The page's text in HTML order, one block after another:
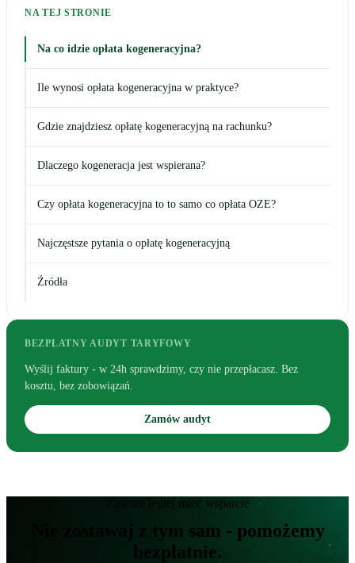
NA TEJ STRONIE
Na co idzie opłata kogeneracyjna?
Ile wynosi opłata kogeneracyjna w praktyce?
Gdzie znajdziesz opłatę kogeneracyjną na rachunku?
Dlaczego kogeneracja jest wspierana?
Czy opłata kogeneracyjna to to samo co opłata OZE?
Najczęstsze pytania o opłatę kogeneracyjną
Źródła
BEZPŁATNY AUDYT TARYFOWY
Wyślij faktury - w 24h sprawdzimy, czy nie przepłacasz. Bez
kosztu, bez zobowiązań.
Zamów audyt
Zawsze lepiej mieć wsparcie
Nie zostawaj z tym sam - pomożemy
bezpłatnie.